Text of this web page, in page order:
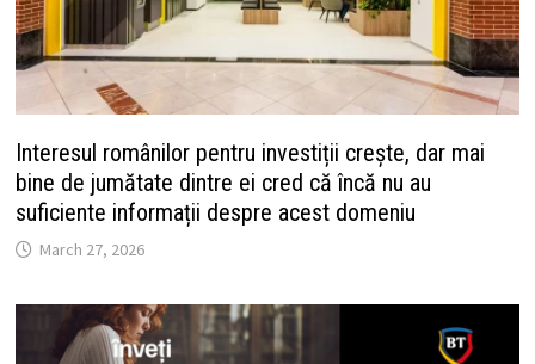
Interesul românilor pentru investiții crește, dar mai
bine de jumătate dintre ei cred că încă nu au
suficiente informații despre acest domeniu
March 27, 2026